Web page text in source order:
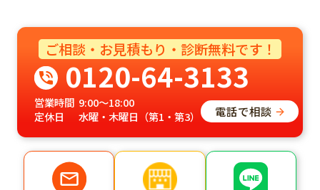
ご相談・お見積もり・診断無料です！
0120-64-3133
営業時間 9:00～18:00
定休日
水曜・木曜日（第1・第3） 電話で相談